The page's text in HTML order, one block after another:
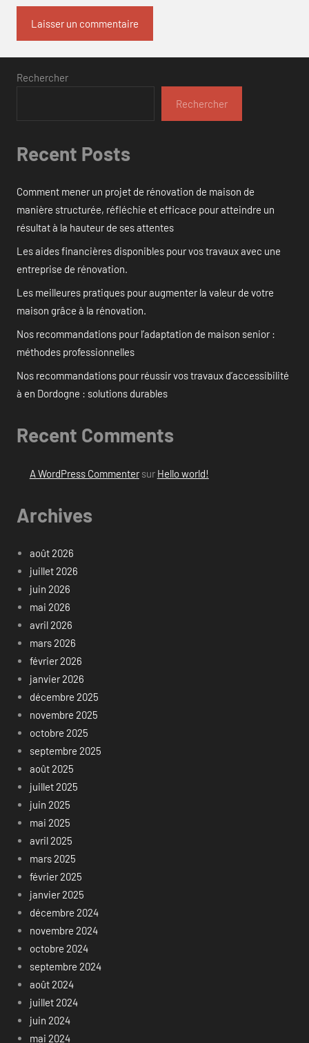
Rechercher
Rechercher
Recent Posts
Comment mener un projet de rénovation de maison de
manière structurée, réfléchie et efficace pour atteindre un
résultat à la hauteur de ses attentes
Les aides financières disponibles pour vos travaux avec une
entreprise de rénovation.
Les meilleures pratiques pour augmenter la valeur de votre
maison grâce à la rénovation.
Nos recommandations pour l’adaptation de maison senior :
méthodes professionnelles
Nos recommandations pour réussir vos travaux d’accessibilité
à en Dordogne : solutions durables
Recent Comments
A WordPress Commentersur Hello world!
Archives
août 2026
juillet 2026
juin 2026
mai 2026
avril 2026
mars 2026
février 2026
janvier 2026
décembre 2025
novembre 2025
octobre 2025
septembre 2025
août 2025
juillet 2025
juin 2025
mai 2025
avril 2025
mars 2025
février 2025
janvier 2025
décembre 2024
novembre 2024
octobre 2024
septembre 2024
août 2024
juillet 2024
juin 2024
mai 2024